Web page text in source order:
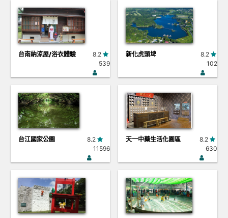
台南納涼屋/浴衣體驗
8.2
539
新化虎頭埤
8.2
102
台江國家公園
8.2
11596
天一中藥生活化園區
8.2
630